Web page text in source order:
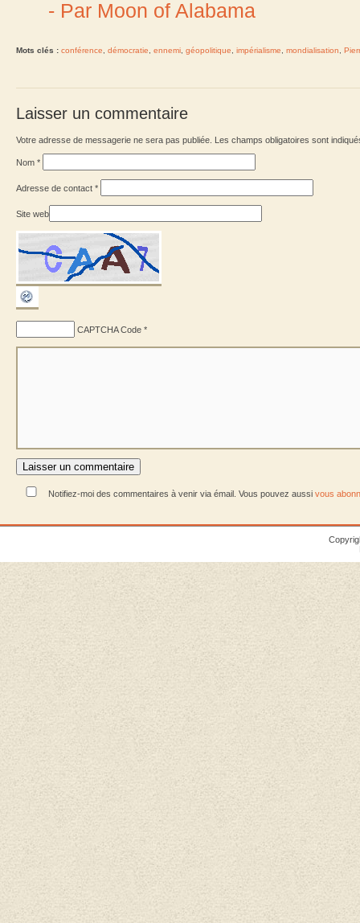
- Par Moon of Alabama
Mots clés : conférence démocratie ennemi géopolitique impérialisme mondialisation
Laisser un commentaire
Votre adresse de messagerie ne sera pas publiée. Les champs obligatoires sont
Nom *
Adresse de contact *
Site web
CAPTCHA Code *
Notifiez-moi des commentaires à venir via émail. Vous pouvez aussi vous